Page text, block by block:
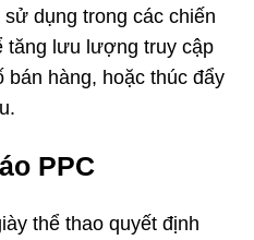
dụng trong các chiến
tăng lưu lượng truy cập
bán hàng, hoặc thúc đẩy
PPC
thể thao quyết định